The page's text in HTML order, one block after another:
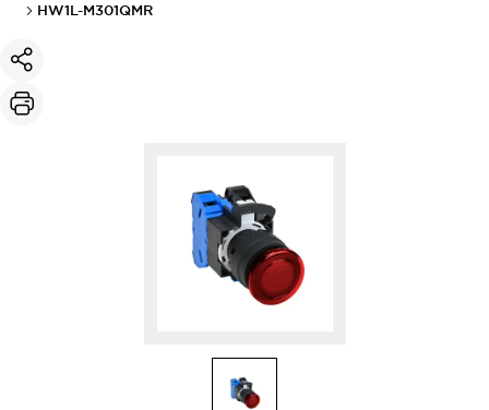
HW1L-M301QMR